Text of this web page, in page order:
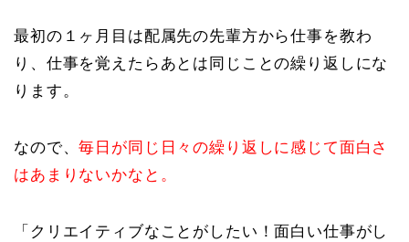
最初の１ヶ月目は配属先の先輩方から仕事を教わ
り、仕事を覚えたらあとは同じことの繰り返しにな
ります。
なので、毎日が同じ日々の繰り返しに感じて面白さ
はあまりないかなと。
「クリエイティブなことがしたい！面白い仕事がし